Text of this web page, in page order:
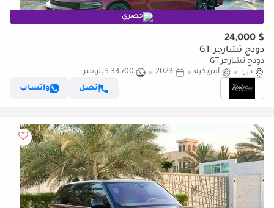
حصري
$ 24,000
دودج تشارجر GT
دودج تشارجر GT
دبي
أمريكية 2023
33,700 كيلومتر
إتصل
واتساب